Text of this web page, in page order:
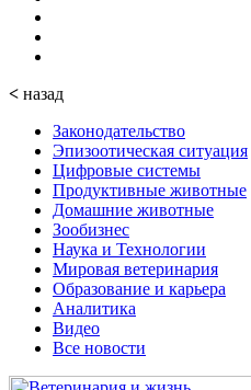
< назад
Законодательство
Эпизоотическая ситуация
Цифровые системы
Продуктивные животные
Домашние животные
Зообизнес
Наука и Технологии
Мировая ветеринария
Образование и карьера
Аналитика
Видео
Все новости